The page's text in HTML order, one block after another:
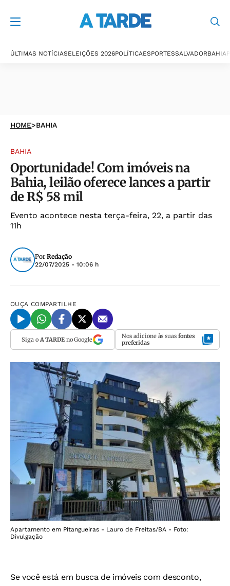
ÚLTIMAS NOTÍCIASELEIÇÕES 2026POLÍTICAESPORTESSALVADORBAHIA
HOME>BAHIA
BAHIA
Oportunidade! Com imóveis na
Bahia, leilão oferece lances a partir
de R$ 58 mil
Evento acontece nesta terça-feira, 22, a partir das
11h
Por Redação
22/07/2025 - 10:06 h
OUÇA COMPARTILHE
Siga o A TARDEno Google Nos adicione às suas fontes
preferidas
Apartamento em Pitangueiras - Lauro de Freitas/BA - Foto:
Divulgação
Se você está em busca de imóveis com desconto,